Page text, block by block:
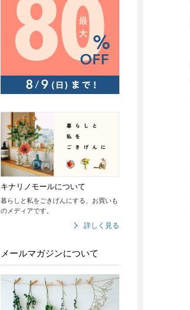
キナリノモールについて
暮らしと私をごきげんにする、お買いも
のメディアです。
詳しく見る
メールマガジンについて